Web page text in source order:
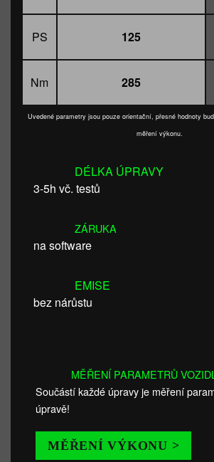
PS 125
Nm 285
Uvedené parametry jsou pouze orientační, přesné hodnoty
měření výkonu.
DÉLKA ÚPRAVY
3-5h vč. testů
ZÁRUKA
na software
EMISE
bez nárůstu
MĚŘENÍ PARAMETRŮ
Součástí každé úpravy je měření
úpravě!
MĚŘENÍ VÝKONU >